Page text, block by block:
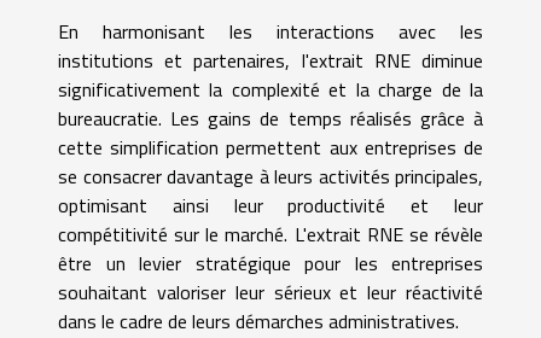
En harmonisant les interactions avec les
institutions et partenaires, l'extrait RNE diminue
significativement la complexité et la charge de la
bureaucratie. Les gains de temps réalisés grâce à
cette simplification permettent aux entreprises de
se consacrer davantage à leurs activités principales,
optimisant ainsi leur productivité et leur
compétitivité sur le marché. L'extrait RNE se révèle
être un levier stratégique pour les entreprises
souhaitant valoriser leur sérieux et leur réactivité
dans le cadre de leurs démarches administratives.